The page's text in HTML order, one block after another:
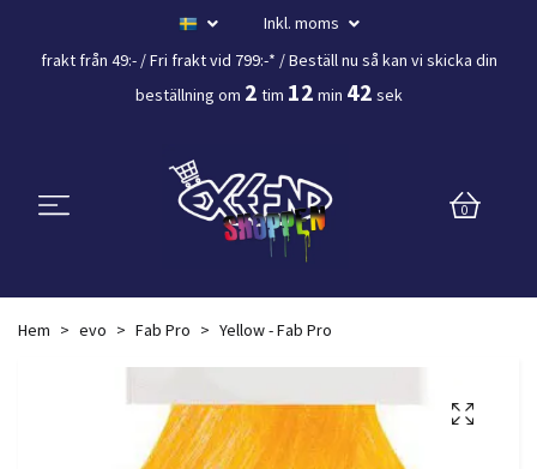
Inkl. moms
frakt från 49:- /Fri frakt vid 799:-* / Beställ nu så kan vi skicka din
beställning om 2 tim 12 min 41 sek
0
Hem evo Fab Pro Yellow - Fab Pro